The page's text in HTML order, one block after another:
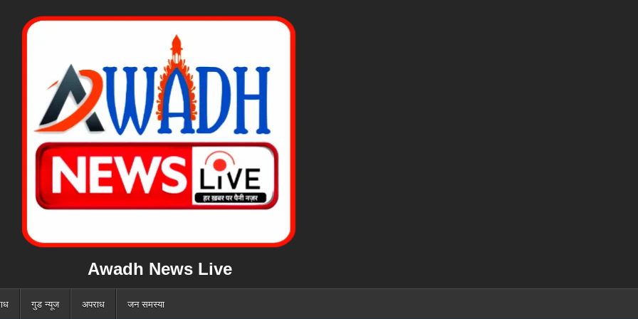
Awadh News Live
गुड न्यूज अपराध जन समस्या